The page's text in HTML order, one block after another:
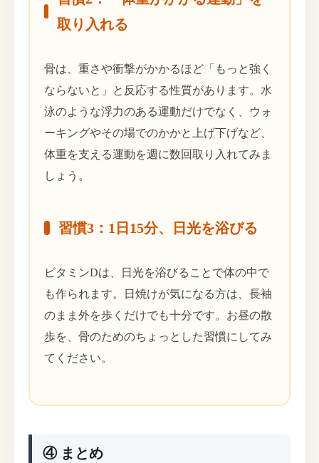
取り入れる
骨は、重さや衝撃がかかるほど「もっと強く
ならないと」と反応する性質があります。水
泳のような浮力のある運動だけでなく、ウォ
ーキングやその場でのかかと上げ下げなど、
体重を支える運動を週に数回取り入れてみま
しょう。
習慣3：1日15分、日光を浴びる
ビタミンDは、日光を浴びることで体の中で
も作られます。日焼けが気になる方は、長袖
のまま外を歩くだけでも十分です。お昼の散
歩を、骨のためのちょっとした習慣にしてみ
てください。
④ まとめ